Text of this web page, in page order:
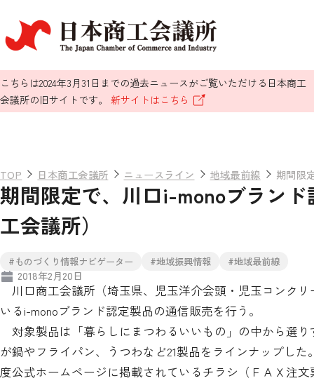
こちらは2024年3月31日までの過去ニュースがご覧いただける日本商工
会議所の旧サイトです。 新サイトはこちら
TOP 日本商工会議所 ニュースライン 地域最前線 期間限
期間限定で、川口i-monoブラン
工会議所）
#ものづくり情報ナビゲーター #地域振興情報 #地域最前線
2018年2月20日
川口商工会議所（埼玉県、児玉洋介会頭・児玉コンク
いるi-monoブランド認定製品の通信販売を行う。
対象製品は「暮らしにまつわるいいもの」の中から選
が鍋やフライパン、うつわなど21製品をラインナップし
度公式ホームページに掲載されているチラシ（ＦＡＸ注